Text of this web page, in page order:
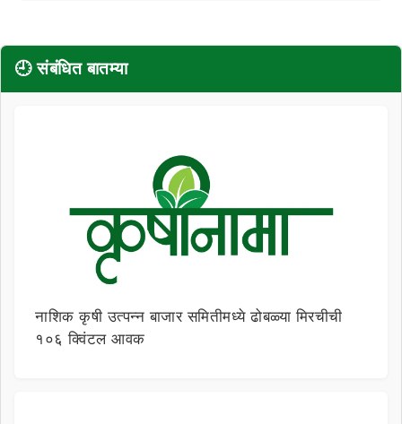
🕘 संबंधित बातम्या
नाशिक कृषी उत्पन्न बाजार समितीमध्ये ढोबळ्या मिरचीची
१०६ क्विंटल आवक